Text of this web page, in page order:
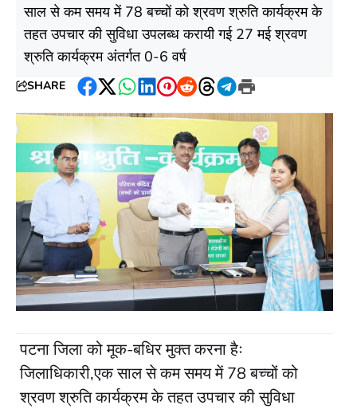
साल से कम समय में 78 बच्चों को श्रवण श्रुति कार्यक्रम के
तहत उपचार की सुविधा उपलब्ध करायी गई 27 मई श्रवण
श्रुति कार्यक्रम अंतर्गत 0-6 वर्ष
SHARE
Facebook
Twitter
WhatsApp
LinkedIn
Pinterest
RedditThreads
Telegram
Print
पटना जिला को मूक-बधिर मुक्त करना हैः
जिलाधिकारी,एक साल से कम समय में 78 बच्चों को
श्रवण श्रुति कार्यक्रम के तहत उपचार की सुविधा